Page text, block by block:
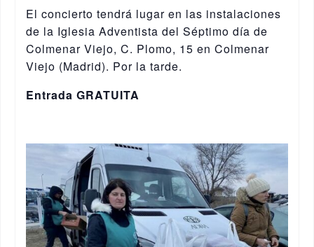
El concierto tendrá lugar en las instalaciones
de la Iglesia Adventista del Séptimo día de
Colmenar Viejo, C. Plomo, 15 en Colmenar
Viejo (Madrid). Por la tarde.
Entrada GRATUITA